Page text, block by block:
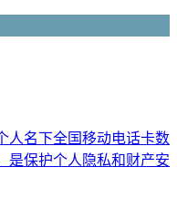
人名下全国移动电话卡数
是保护个人隐私和财产安